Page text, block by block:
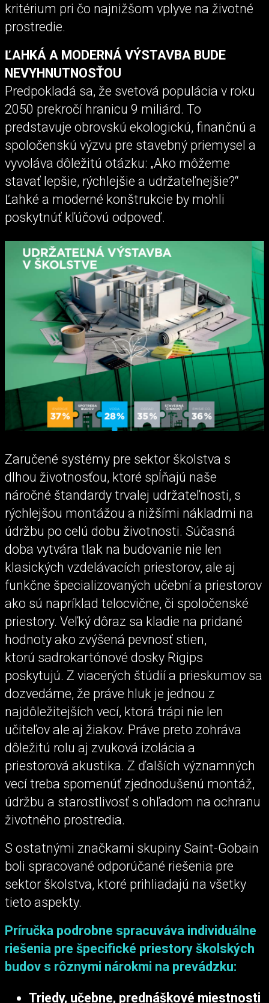
kritérium pri čo najnižšom vplyve na životné
prostredie.
ĽAHKÁ A MODERNÁ VÝSTAVBA BUDE
NEVYHNUTNOSŤOU
Predpokladá sa, že svetová populácia v roku
2050 prekročí hranicu 9 miliárd. To
predstavuje obrovskú ekologickú, finančnú a
spoločenskú výzvu pre stavebný priemysel a
vyvoláva dôležitú otázku: „Ako môžeme
stavať lepšie, rýchlejšie a udržateľnejšie?“
Ľahké a moderné konštrukcie by mohli
poskytnúť kľúčovú odpoveď.
Zaručené systémy pre sektor školstva s
dlhou životnosťou, ktoré spĺňajú naše
náročné štandardy trvalej udržateľnosti, s
rýchlejšou montážou a nižšími nákladmi na
údržbu po celú dobu životnosti. Súčasná
doba vytvára tlak na budovanie nie len
klasických vzdelávacích priestorov, ale aj
funkčne špecializovaných učební a priestorov
ako sú napríklad telocvične, či spoločenské
priestory. Veľký dôraz sa kladie na pridané
hodnoty ako zvýšená pevnosť stien,
ktorú sadrokartónové dosky Rigips
poskytujú. Z viacerých štúdií a prieskumov sa
dozvedáme, že práve hluk je jednou z
najdôležitejších vecí, ktorá trápi nie len
učiteľov ale aj žiakov. Práve preto zohráva
dôležitú rolu aj zvuková izolácia a
priestorová akustika. Z ďalších významných
vecí treba spomenúť zjednodušenú montáž,
údržbu a starostlivosť s ohľadom na ochranu
životného prostredia.
S ostatnými značkami skupiny Saint-Gobain
boli spracované odporúčané riešenia pre
sektor školstva, ktoré prihliadajú na všetky
tieto aspekty.
Príručka podrobne spracuváva individuálne
riešenia pre špecifické priestory školských
budov s rôznymi nárokmi na prevádzku:
Triedy, učebne, prednáškové miestnosti